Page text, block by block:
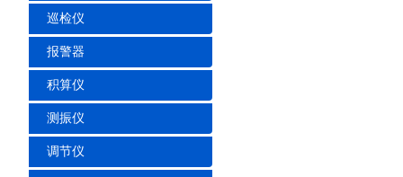
巡检仪
报警器
积算仪
测振仪
调节仪